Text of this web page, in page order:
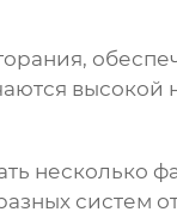
высокой
несколько
систем